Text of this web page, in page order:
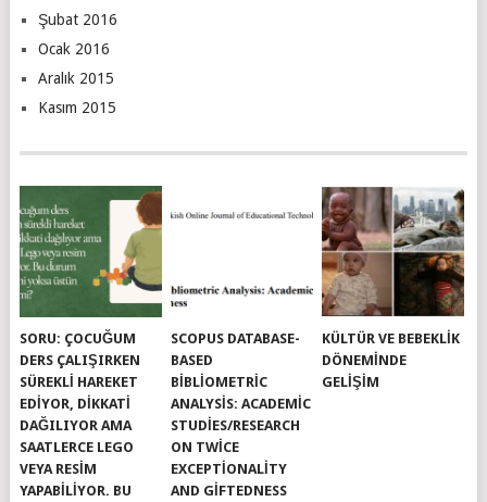
Şubat 2016
Ocak 2016
Aralık 2015
Kasım 2015
SORU: ÇOCUĞUM
DERS ÇALIŞIRKEN
SÜREKLI HAREKET
EDIYOR, DIKKATI
DAĞILIYOR AMA
SAATLERCE LEGO
VEYA RESIM
YAPABILIYOR. BU
SCOPUS DATABASE-
BASED
BIBLIOMETRIC
ANALYSIS: ACADEMIC
STUDIES/RESEARCH
ON TWICE
EXCEPTIONALITY
AND GIFTEDNESS
KÜLTÜR VE BEBEKLIK
DÖNEMINDE
GELIŞIM